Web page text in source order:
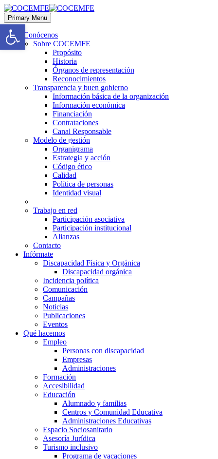
Primary Menu
Conócenos
Sobre COCEMFE
Propósito
Historia
Órganos de representación
Reconocimientos
Transparencia y buen gobierno
Información básica de la organización
Información económica
Financiación
Contrataciones
Canal Responsable
Modelo de gestión
Organigrama
Estrategia y acción
Código ético
Calidad
Política de personas
Identidad visual
Trabajo en red
Participación asociativa
Participación institucional
Alianzas
Contacto
Infórmate
Discapacidad Física y Orgánica
Discapacidad orgánica
Incidencia política
Comunicación
Campañas
Noticias
Publicaciones
Eventos
Qué hacemos
Empleo
Personas con discapacidad
Empresas
Administraciones
Formación
Accesibilidad
Educación
Alumnado y familias
Centros y Comunidad Educativa
Administraciones Educativas
Espacio Sociosanitario
Asesoría Jurídica
Turismo inclusivo
Programa de vacaciones
Abrir barra de herramientas